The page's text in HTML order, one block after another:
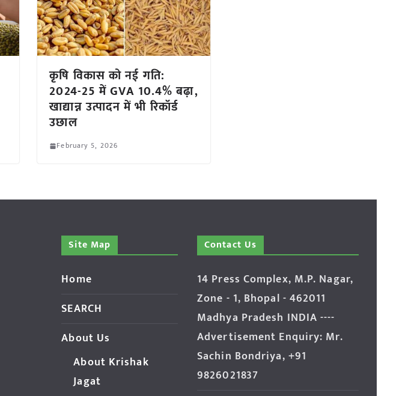
कृषि विकास को नई गति:
2024-25 में GVA 10.4% बढ़ा,
खाद्यान्न उत्पादन में भी रिकॉर्ड
उछाल
February 5, 2026
Site Map
Home
SEARCH
About Us
About Krishak
Jagat
Contact Us
14 Press Complex, M.P. Nagar,
Zone - 1, Bhopal - 462011
Madhya Pradesh INDIA ----
Advertisement Enquiry: Mr.
Sachin Bondriya, +91
9826021837